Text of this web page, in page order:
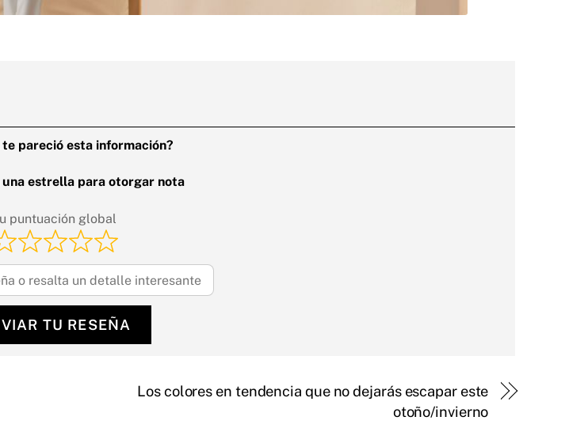
pareció esta información?
una estrella para otorgar nota
puntuación global
TU RESEÑA
Los colores en tendencia que no dejarás escapar este
otoño/invierno